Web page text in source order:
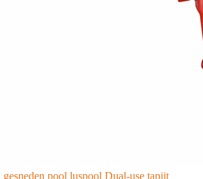
pool luspool Dual-use tapijt